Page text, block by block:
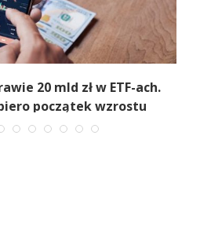
20 mld zł w ETF-ach.
początek wzrostu